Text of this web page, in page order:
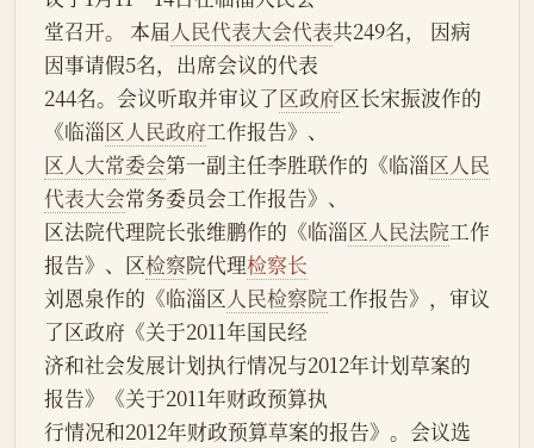
堂召开。 本届人民代表大会代表共249名， 因病
因事请假5名，出席会议的代表
244名。会议听取并审议了区政府区长宋振波作的
《临淄区人民政府工作报告》、
区人大常委会第一副主任李胜联作的《临淄区人民
代表大会常务委员会工作报告》、
区法院代理院长张维鹏作的《临淄区人民法院工作
报告》、区检察院代理检察长
刘恩泉作的《临淄区人民检察院工作报告》，审议
了区政府《关于2011年国民经
济和社会发展计划执行情况与2012年计划草案的
报告》《关于2011年财政预算执
行情况和2012年财政预算草案的报告》。会议选